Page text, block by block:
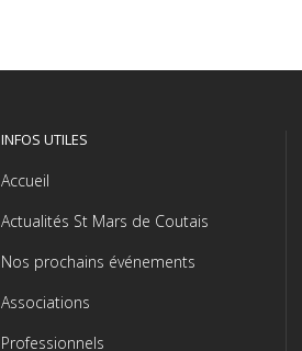
INFOS UTILES
Accueil
Actualités St Mars de Coutais
Nos prochains événements
Associations
Professionnels